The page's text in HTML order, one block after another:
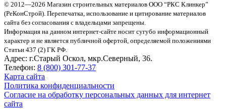
© 2012—2026 Магазин строительных материалов ООО “РКС Клинкер”
(РеКонСтрой). Перепечатка, использование и цитирование материалов
сайта без согласования с владельцами запрещены.
Информация на данном интернет-сайте носит сугубо информационный
характер и не является публичной офертой, определяемой положениями
Статьи 437 (2) ГК РФ.
Адрес: г.Старый Оскол, мкр.Северный, 36.
Телефон: 8 (800) 301-77-37
Карта сайта
Политика конфиденциальности
Согласие на обработку персональных данных для интернет
сайта